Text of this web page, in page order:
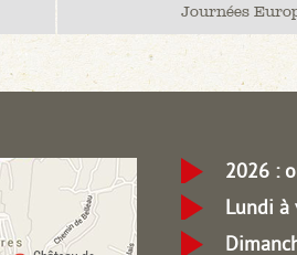
Journées
2026 :
Lundi à